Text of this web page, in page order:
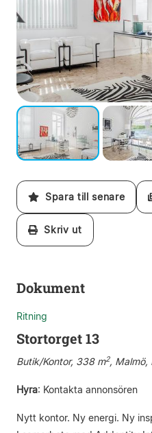
Spara till senare
Skriv ut
Dokument
Ritning
Stortorget 13
Butik/Kontor, 338 m2, Malmö,
Hyra: Kontakta annonsören
Nytt kontor. Ny energi. Ny